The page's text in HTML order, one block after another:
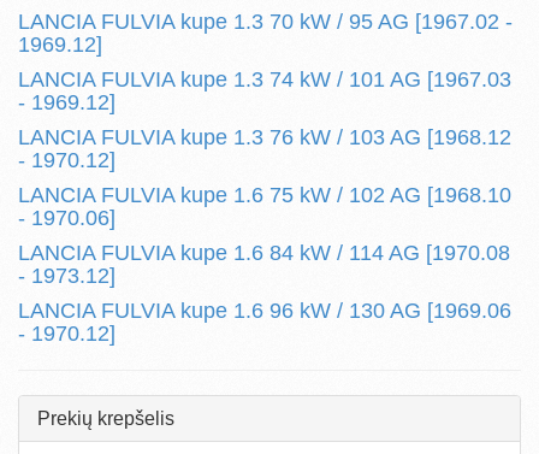
LANCIA FULVIA kupe 1.3 70 kW / 95 AG [1967.02 -
1969.12]
LANCIA FULVIA kupe 1.3 74 kW / 101 AG [1967.03
- 1969.12]
LANCIA FULVIA kupe 1.3 76 kW / 103 AG [1968.12
- 1970.12]
LANCIA FULVIA kupe 1.6 75 kW / 102 AG [1968.10
- 1970.06]
LANCIA FULVIA kupe 1.6 84 kW / 114 AG [1970.08
- 1973.12]
LANCIA FULVIA kupe 1.6 96 kW / 130 AG [1969.06
- 1970.12]
Prekių krepšelis